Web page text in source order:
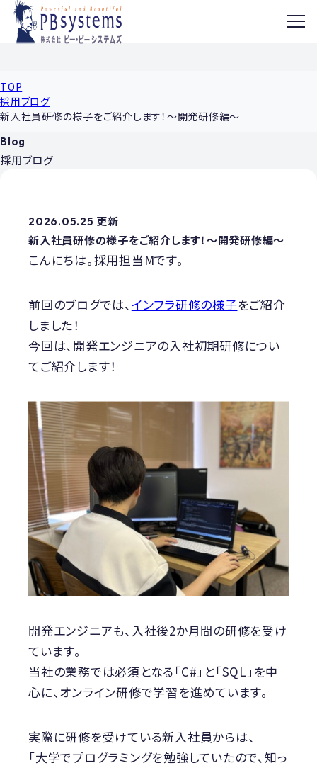
TOP
採用ブログ
新入社員研修の様子をご紹介します！～開発研修編～
Blog
採用ブログ
2026.05.25 更新
新入社員研修の様子をご紹介します！～開発研修編～
こんにちは。採用担当Mです。
前回のブログでは、インフラ研修の様子をご紹介
しました！
今回は、開発エンジニアの入社初期研修につい
てご紹介します！
開発エンジニアも、入社後2か月間の研修を受け
ています。
当社の業務では必須となる「C#」と「SQL」を中
心に、オンライン研修で学習を進めています。
実際に研修を受けている新入社員からは、
「大学でプログラミングを勉強していたので、知っ